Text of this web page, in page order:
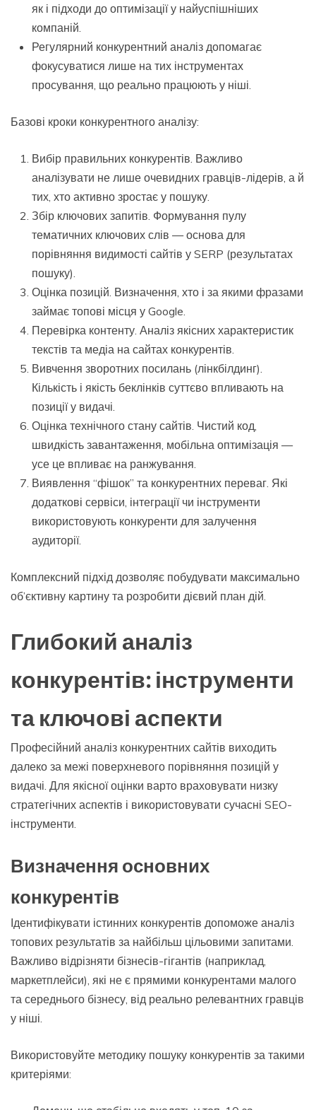
як і підходи до оптимізації у найуспішніших
компаній.
Регулярний конкурентний аналіз допомагає
фокусуватися лише на тих інструментах
просування, що реально працюють у ніші.
Базові кроки конкурентного аналізу:
Вибір правильних конкурентів. Важливо
аналізувати не лише очевидних гравців-лідерів, а й
тих, хто активно зростає у пошуку.
Збір ключових запитів. Формування пулу
тематичних ключових слів — основа для
порівняння видимості сайтів у SERP (результатах
пошуку).
Оцінка позицій. Визначення, хто і за якими фразами
займає топові місця у Google.
Перевірка контенту. Аналіз якісних характеристик
текстів та медіа на сайтах конкурентів.
Вивчення зворотних посилань (лінкбілдинг).
Кількість і якість беклінків суттєво впливають на
позиції у видачі.
Оцінка технічного стану сайтів. Чистий код,
швидкість завантаження, мобільна оптимізація —
усе це впливає на ранжування.
Виявлення “фішок” та конкурентних переваг. Які
додаткові сервіси, інтеграції чи інструменти
використовують конкуренти для залучення
аудиторії.
Комплексний підхід дозволяє побудувати максимально
об’єктивну картину та розробити дієвий план дій.
Глибокий аналіз
конкурентів: інструменти
та ключові аспекти
Професійний аналіз конкурентних сайтів виходить
далеко за межі поверхневого порівняння позицій у
видачі. Для якісної оцінки варто враховувати низку
стратегічних аспектів і використовувати сучасні SEO-
інструменти.
Визначення основних
конкурентів
Ідентифікувати істинних конкурентів допоможе аналіз
топових результатів за найбільш цільовими запитами.
Важливо відрізняти бізнесів-гігантів (наприклад,
маркетплейси), які не є прямими конкурентами малого
та середнього бізнесу, від реально релевантних гравців
у ніші.
Використовуйте методику пошуку конкурентів за такими
критеріями: